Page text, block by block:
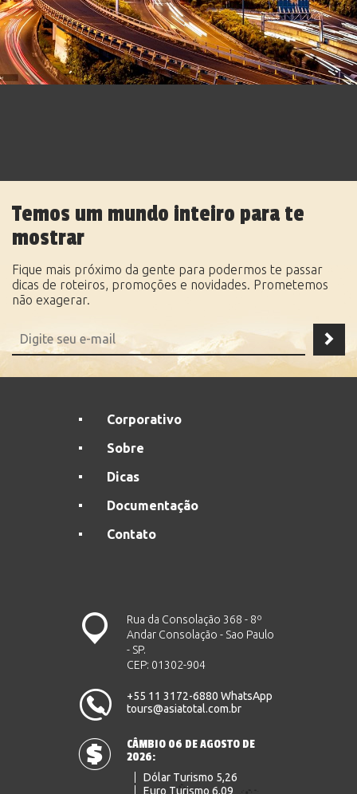
Temos um mundo inteiro para te
mostrar
Fique mais próximo da gente para podermos te passar
dicas de roteiros, promoções e novidades. Prometemos
não exagerar.
Corporativo
Sobre
Dicas
Documentação
Contato
Rua da Consolação 368 - 8º
Andar Consolação - Sao Paulo
- SP.
CEP: 01302-904
+55 11 3172-6880 WhatsApp
tours@asiatotal.com.br
CÂMBIO 06 DE AGOSTO DE
2026:
Dólar Turismo 5,26
Euro Turismo 6,09